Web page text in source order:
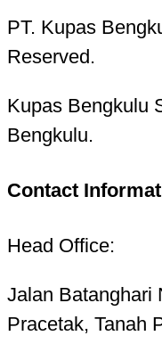
PT. Kupas
Reserved.
Kupas Bengkulu
Bengkulu.
Contact
Head Office:
Jalan Batanghari
Pracetak, Tanah